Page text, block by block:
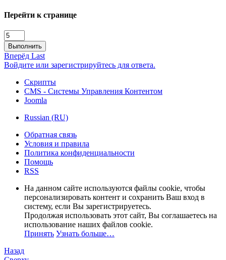
Перейти к странице
Выполнить
Вперёд Last
Войдите или зарегистрируйтесь для ответа.
Скрипты
CMS - Системы Управления Контентом
Joomla
Russian (RU)
Обратная связь
Условия и правила
Политика конфиденциальности
Помощь
RSS
На данном сайте используются файлы cookie, чтобы
персонализировать контент и сохранить Ваш вход в
систему, если Вы зарегистрируетесь.
Продолжая использовать этот сайт, Вы соглашаетесь на
использование наших файлов cookie.
Принять Узнать больше…
Назад